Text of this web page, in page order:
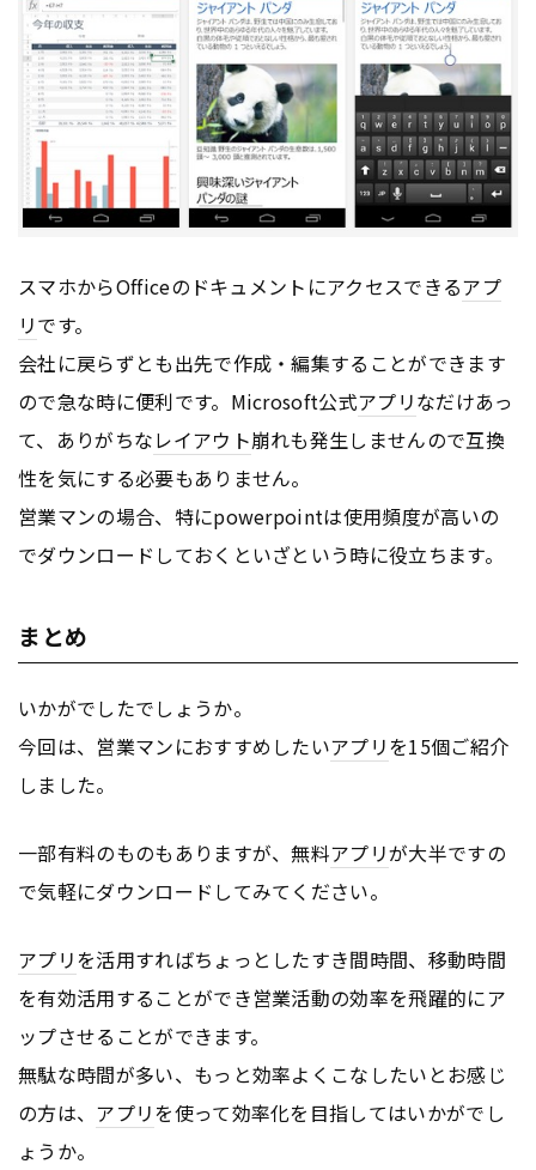
スマホからOfficeのドキュメントにアクセスできるアプ
リです。
会社に戻らずとも出先で作成・編集することができます
ので急な時に便利です。Microsoft公式アプリなだけあっ
て、ありがちなレイアウト崩れも発生しませんので互換
性を気にする必要もありません。
営業マンの場合、特にpowerpointは使用頻度が高いの
でダウンロードしておくといざという時に役立ちます。
まとめ
いかがでしたでしょうか。
今回は、営業マンにおすすめしたいアプリを15個ご紹介
しました。
一部有料のものもありますが、無料アプリが大半ですの
で気軽にダウンロードしてみてください。
アプリを活用すればちょっとしたすき間時間、移動時間
を有効活用することができ営業活動の効率を飛躍的にア
ップさせることができます。
無駄な時間が多い、もっと効率よくこなしたいとお感じ
の方は、 アプリを使って効率化を目指してはいかがでし
ょうか。